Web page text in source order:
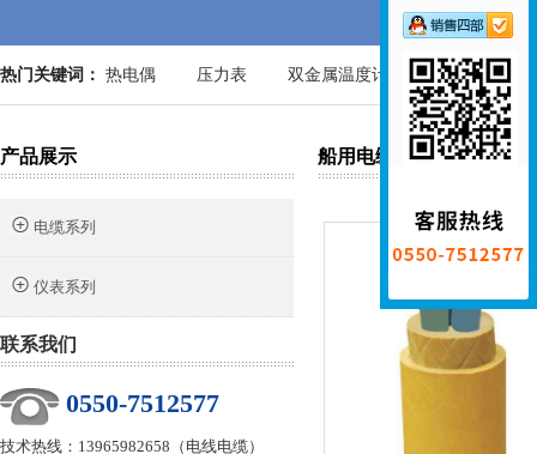
热门关键词： 热电偶 压力表 双金属温度计
产品展示
电缆系列
仪表系列
联系我们
0550-7512577
技术热线：13965982658（电线电缆）
船用电缆